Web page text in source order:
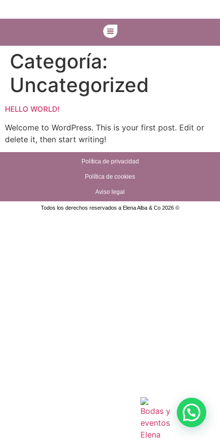
Categoría:
Uncategorized
HELLO WORLD!
Welcome to WordPress. This is your first post. Edit or
delete it, then start writing!
Política de privacidad
Política de cookies
Aviso legal
Todos los derechos reservados a Elena Alba & Co 2026 ©